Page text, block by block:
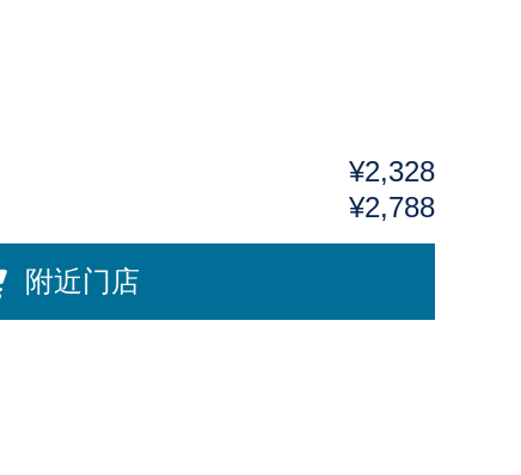
¥2,328
¥2,788
附近门店